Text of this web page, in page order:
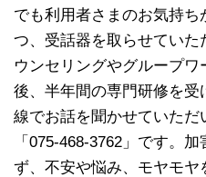
でも利用者さまのお気持
つ、受話器を取らせていた
ウンセリングやグループ
後、半年間の専門研修を受
線でお話を聞かせていただ
「075-468-3762」です。
ず、不安や悩み、モヤモヤ